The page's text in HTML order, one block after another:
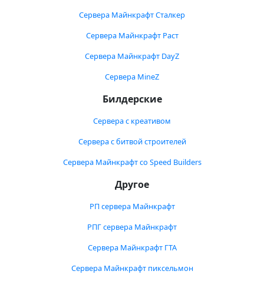
Сервера Майнкрафт Сталкер
Сервера Майнкрафт Раст
Сервера Майнкрафт DayZ
Сервера MineZ
Билдерские
Сервера с креативом
Сервера с битвой строителей
Сервера Майнкрафт со Speed Builders
Другое
РП сервера Майнкрафт
РПГ сервера Майнкрафт
Сервера Майнкрафт ГТА
Сервера Майнкрафт пиксельмон